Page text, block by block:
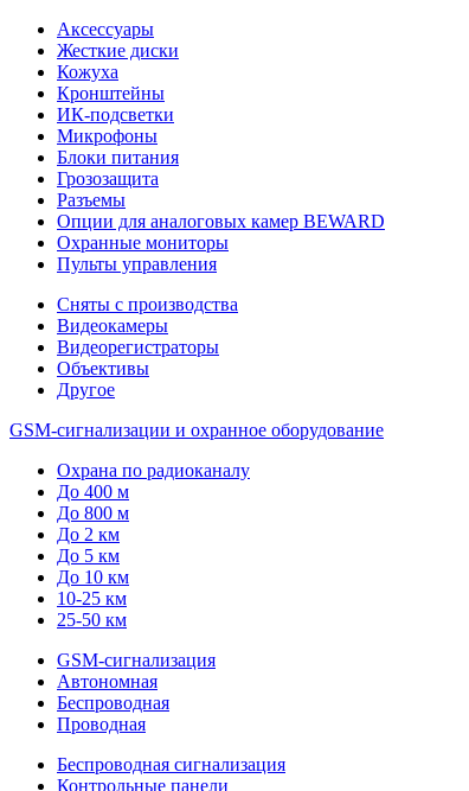
Аксессуары
Жесткие диски
Кожуха
Кронштейны
ИК-подсветки
Микрофоны
Блоки питания
Грозозащита
Разъемы
Опции для аналоговых камер BEWARD
Охранные мониторы
Пульты управления
Сняты с производства
Видеокамеры
Видеорегистраторы
Объективы
Другое
GSM-сигнализации и охранное оборудование
Охрана по радиоканалу
До 400 м
До 800 м
До 2 км
До 5 км
До 10 км
10-25 км
25-50 км
GSM-сигнализация
Автономная
Беспроводная
Проводная
Беспроводная сигнализация
Контрольные панели